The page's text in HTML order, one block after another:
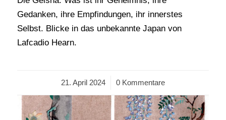
Gedanken, ihre Empfindungen, ihr innerstes
Selbst. Blicke in das unbekannte Japan von
Lafcadio Hearn.
21. April 2024
/ 0 Kommentare